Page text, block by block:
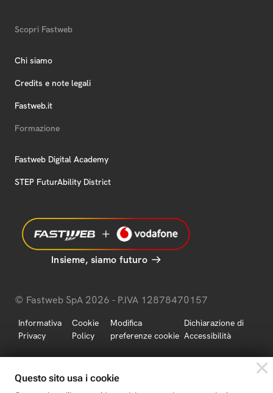
Scopri Fastweb
Chi siamo
Credits e note legali
Fastweb.it
Formazione
Fastweb Digital Academy
STEP FuturAbility District
Insieme, siamo futuro
© Fastweb SpA 2026 - P.IVA 12878470157
Informativa
Privacy
Cookie
Policy
Modifica
preferenze cookie
Dichiarazione di
Accessibilità